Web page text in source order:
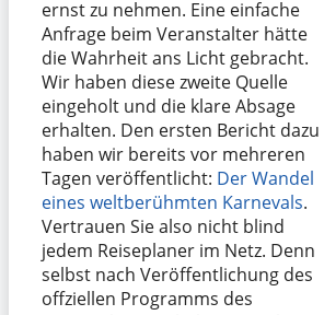
ernst zu nehmen. Eine einfache
Anfrage beim Veranstalter hätte
die Wahrheit ans Licht gebracht.
Wir haben diese zweite Quelle
eingeholt und die klare Absage
erhalten. Den ersten Bericht dazu
haben wir bereits vor mehreren
Tagen veröffentlicht: Der Wandel
eines weltberühmten Karnevals.
Vertrauen Sie also nicht blind
jedem Reiseplaner im Netz. Denn
selbst nach Veröffentlichung des
offziellen Programms des